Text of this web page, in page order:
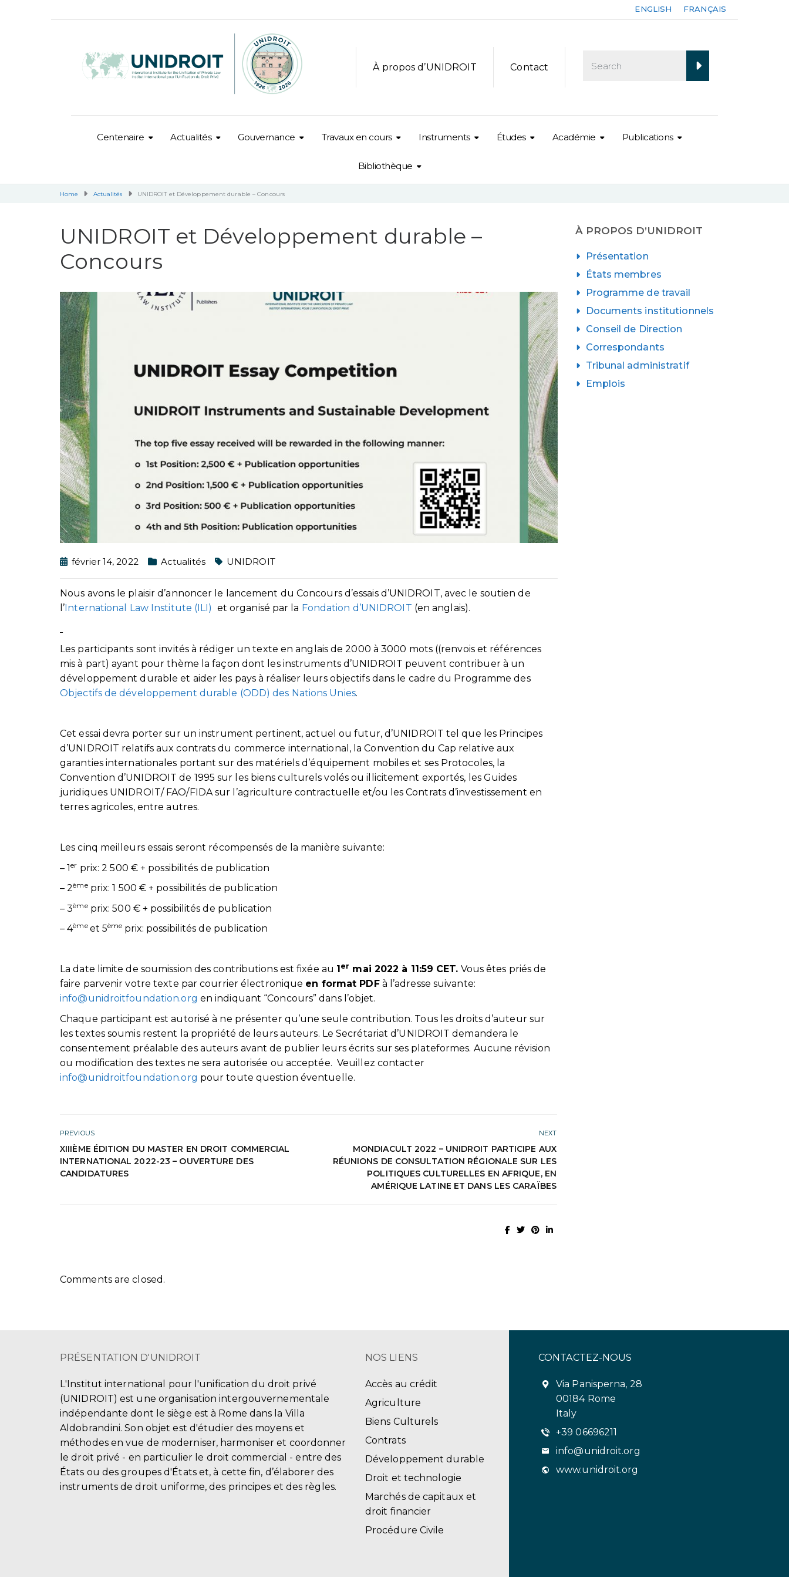
ENGLISH FRANÇAIS
À propos d’UNIDROIT Contact
Centenaire Actualités Gouvernance Travaux en cours Instruments Études Académie Publications
Bibliothèque
Home Actualités UNIDROIT et Développement durable – Concours
UNIDROIT et Développement durable –
Concours
février 14, 2022 Actualités UNIDROIT
Nous avons le plaisir d’annoncer le lancement du Concours d’essais d’UNIDROIT, avec le soutien de
l’ International Law Institute (ILI) et organisé par la Fondation d’UNIDROIT (en anglais).
Les participants sont invités à rédiger un texte en anglais de 2000 à 3000 mots ((renvois et références
mis à part) ayant pour thème la façon dont les instruments d’UNIDROIT peuvent contribuer à un
développement durable et aider les pays à réaliser leurs objectifs dans le cadre du Programme des
Objectifs de développement durable (ODD) des Nations Unies.
Cet essai devra porter sur un instrument pertinent, actuel ou futur, d’UNIDROIT tel que les Principes
d’UNIDROIT relatifs aux contrats du commerce international, la Convention du Cap relative aux
garanties internationales portant sur des matériels d’équipement mobiles et ses Protocoles, la
Convention d’UNIDROIT de 1995 sur les biens culturels volés ou illicitement exportés, les Guides
juridiques UNIDROIT/ FAO/FIDA sur l’agriculture contractuelle et/ou les Contrats d’investissement en
terres agricoles, entre autres.
Les cinq meilleurs essais seront récompensés de la manière suivante:
– 1er prix: 2 500 € + possibilités de publication
– 2èmeprix: 1 500 € + possibilités de publication
– 3èmeprix: 500 € + possibilités de publication
– 4ème et 5ème prix: possibilités de publication
La date limite de soumission des contributions est fixée au 1 er mai 2022 à 11:59 CET. Vous êtes priés de
faire parvenir votre texte par courrier électronique en format PDFà l’adresse suivante:
info@unidroitfoundation.org en indiquant “Concours” dans l’objet.
Chaque participant est autorisé à ne présenter qu’une seule contribution. Tous les droits d’auteur sur
les textes soumis restent la propriété de leurs auteurs. Le Secrétariat d’UNIDROIT demandera le
consentement préalable des auteurs avant de publier leurs écrits sur ses plateformes. Aucune révision
ou modification des textes ne sera autorisée ou acceptée. Veuillez contacter
info@unidroitfoundation.org pour toute question éventuelle.
PREVIOUS
XIIIÈME ÉDITION DU MASTER EN DROIT COMMERCIAL
INTERNATIONAL 2022-23 – OUVERTURE DES
CANDIDATURES
NEXT
MONDIACULT 2022 – UNIDROIT PARTICIPE AUX
RÉUNIONS DE CONSULTATION RÉGIONALE SUR LES
POLITIQUES CULTURELLES EN AFRIQUE, EN
AMÉRIQUE LATINE ET DANS LES CARAÏBES
Comments are closed.
À PROPOS D’UNIDROIT
Présentation
États membres
Programme de travail
Documents institutionnels
Conseil de Direction
Correspondants
Tribunal administratif
Emplois
PRÉSENTATION D'UNIDROIT
L'Institut international pour l'unification du droit privé
(UNIDROIT) est une organisation intergouvernementale
indépendante dont le siège est à Rome dans la Villa
Aldobrandini. Son objet est d'étudier des moyens et
méthodes en vue de moderniser, harmoniser et coordonner
le droit privé - en particulier le droit commercial - entre des
États ou des groupes d'États et, à cette fin, d’élaborer des
instruments de droit uniforme, des principes et des règles.
NOS LIENS
Accès au crédit
Agriculture
Biens Culturels
Contrats
Développement durable
Droit et technologie
Marchés de capitaux et
droit financier
Procédure Civile
CONTACTEZ-NOUS
Via Panisperna, 28
00184 Rome
Italy
+39 06696211
info@unidroit.org
www.unidroit.org